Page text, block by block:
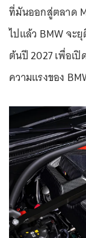
ที่มันออกสู่ตลาด
ไปแล้ว BMW จะ
ต้นปี 2027 เพื่อเ
ความแรงของ